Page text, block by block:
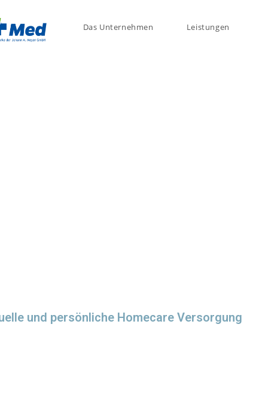
Das Unternehmen Leistungen
und persönliche Homecare Versorgung